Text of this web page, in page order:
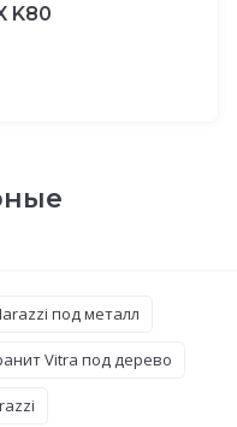
K80
под металл
Vitra под дерево